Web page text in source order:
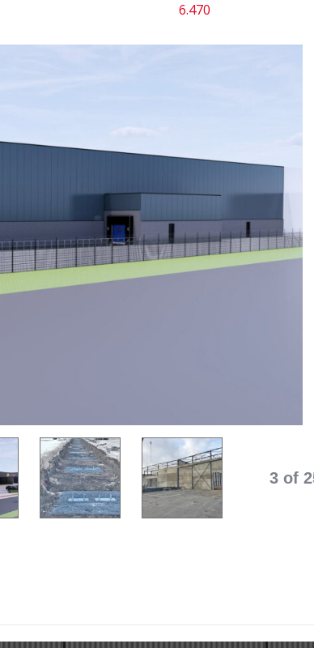
6.470
3 of